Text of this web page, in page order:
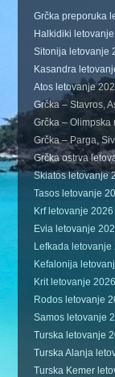
Grčka preporuka
Halkidiki
Sitonija letovanje
Kasandra
Atos letovanje
Grčka – Stavros,
Grčka –
Grčka – Parga,
Grčka ostrva
Skiatos letovanje
Tasos letovanje
Krf letovanje 2026
Evia letovanje
Lefkada letovanje
Kefalonija
Krit letovanje 2026
Rodos letovanje
Samos letovanje
Turska letovanje
Turska Alanja
Turska Kemer